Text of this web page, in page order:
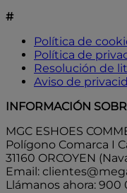
#
Política de
Política de
Resolución de
Aviso de
INFORMACIÓN
MGC ESHOES
Polígono Comarca I
31160 ORCOYEN
Email:
Llámanos ahora: 900